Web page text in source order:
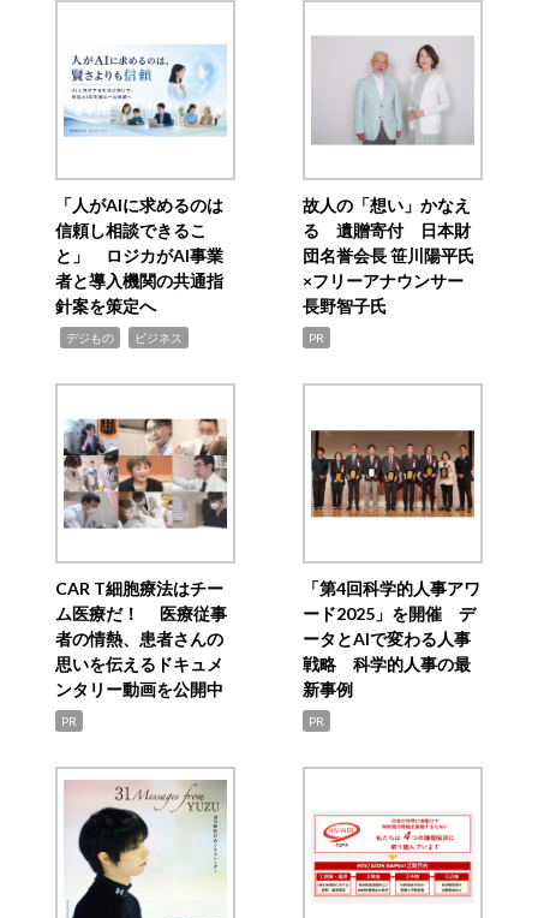
「人がAIに求めるのは
信頼し相談できるこ
と」 ロジカがAI事業
者と導入機関の共通指
針案を策定へ
デジもの ビジネス
故人の「想い」かなえ
る 遺贈寄付 日本財
団名誉会長 笹川陽平氏
×フリーアナウンサー
長野智子氏
PR
CAR T細胞療法はチー
ム医療だ！ 医療従事
者の情熱、患者さんの
思いを伝えるドキュメ
ンタリー動画を公開中
PR
「第4回科学的人事アワ
ード2025」を開催 デ
ータとAIで変わる人事
戦略 科学的人事の最
新事例
PR